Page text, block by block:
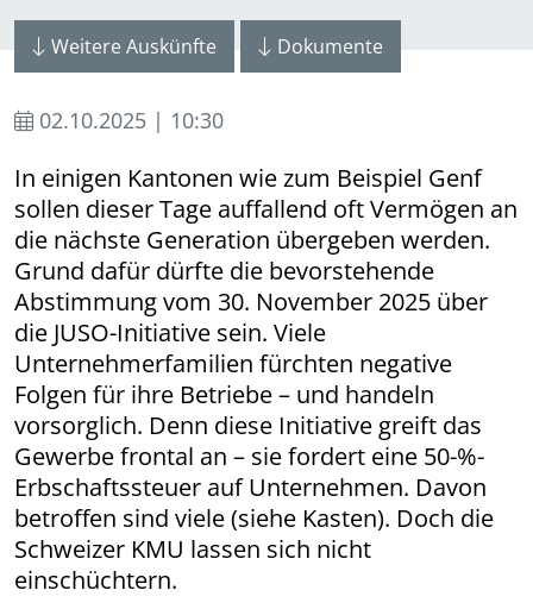
Weitere Auskünfte Dokumente
02.10.2025 | 10:30
In einigen Kantonen wie zum Beispiel Genf
sollen dieser Tage auffallend oft Vermögen an
die nächste Generation übergeben werden.
Grund dafür dürfte die bevorstehende
Abstimmung vom 30. November 2025 über
die JUSO-Initiative sein. Viele
Unternehmerfamilien fürchten negative
Folgen für ihre Betriebe – und handeln
vorsorglich. Denn diese Initiative greift das
Gewerbe frontal an – sie fordert eine 50-%-
Erbschaftssteuer auf Unternehmen. Davon
betroffen sind viele (siehe Kasten). Doch die
Schweizer KMU lassen sich nicht
einschüchtern.